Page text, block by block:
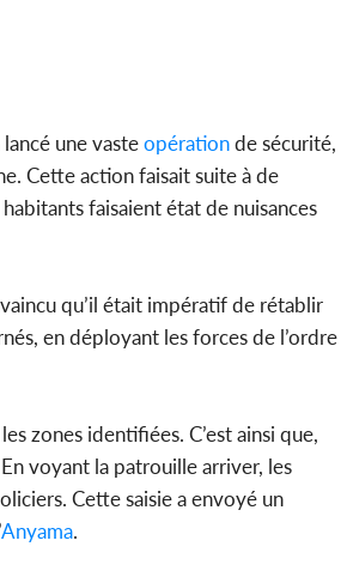
lancé une vasteopérationde sécurité,
Cette action faisait suite à de
faisaient état de nuisances
qu’il était impératif de rétablir
en déployant les forces de l’ordre
zones identifiées. C’est ainsi que,
voyant la patrouille arriver, les
Cette saisie a envoyé un
Anyama.